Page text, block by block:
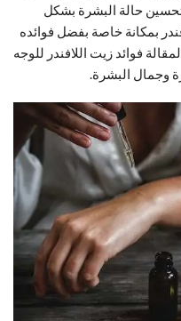
تحسين حالة البشرة بشكل
بمكانة خاصة بفضل فوائده
فوائد زيت اللافندر للوجه
وجمال البشرة.